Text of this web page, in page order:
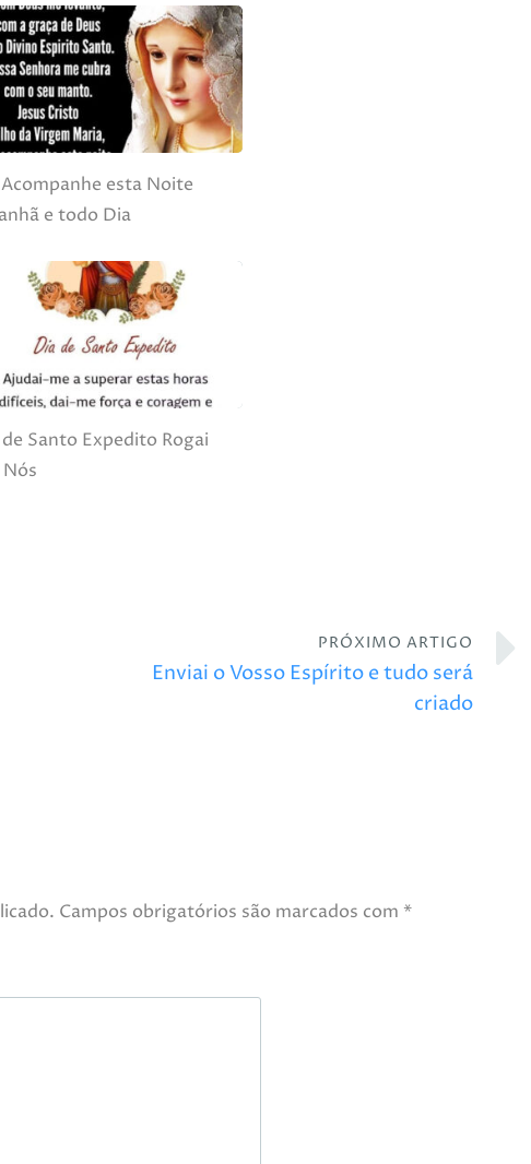
esta Noite
e todo Dia
Santo Expedito Rogai
PRÓXIMO ARTIGO
Enviai o Vosso Espírito e tudo será
criado
Campos obrigatórios são marcados com *